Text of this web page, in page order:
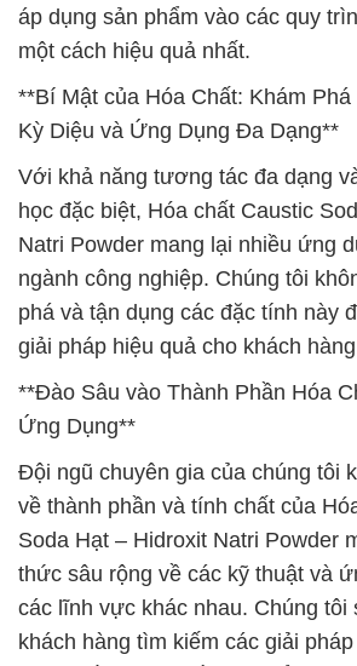
áp dụng sản phẩm vào các quy
một cách hiệu quả nhất.
**Bí Mật của Hóa Chất: Khám
Kỳ Diệu và Ứng Dụng Đa Dạng**
Với khả năng tương tác đa dạng
học đặc biệt, Hóa chất Caustic
Natri Powder mang lại nhiều ứng
ngành công nghiệp. Chúng tôi
phá và tận dụng các đặc tính này
giải pháp hiệu quả cho khách
**Đào Sâu vào Thành Phần Hóa
Ứng Dụng**
Đội ngũ chuyên gia của chúng tôi
về thành phần và tính chất của
Soda Hạt – Hidroxit Natri Powder
thức sâu rộng về các kỹ thuật và
các lĩnh vực khác nhau. Chúng tôi
khách hàng tìm kiếm các giải